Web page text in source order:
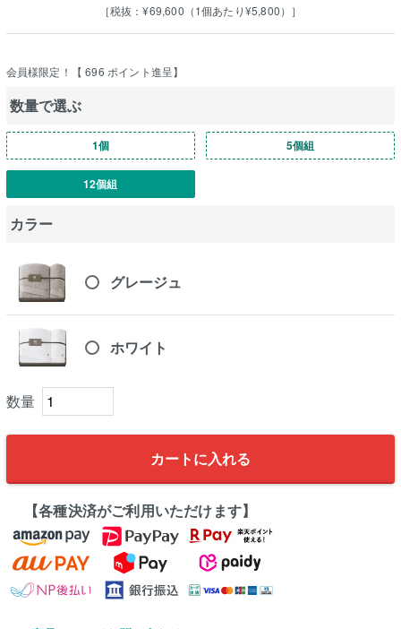
［税抜：¥69,600（1個あたり¥5,800）］
会員様限定！【 696 ポイント進呈】
数量で選ぶ
1個 5個組
12個組
カラー
グレージュ
ホワイト
カートに入れる
【各種決済がご利用いただけます】